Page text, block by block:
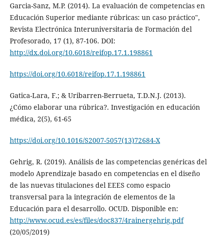
Garcia-Sanz, M.P. (2014). La evaluación de competencias en
Educación Superior mediante rúbricas: un caso práctico",
Revista Electrónica Interuniversitaria de Formación del
Profesorado, 17 (1), 87-106. DOI:
http://dx.doi.org/10.6018/reifop.17.1.198861
https://doi.org/10.6018/reifop.17.1.198861
Gatica-Lara, F.; & Uribarren-Berrueta, T.D.N.J. (2013).
¿Cómo elaborar una rúbrica?. Investigación en educación
médica, 2(5), 61-65
https://doi.org/10.1016/S2007-5057(13)72684-X
Gehrig, R. (2019). Análisis de las competencias genéricas del
modelo Aprendizaje basado en competencias en el diseño
de las nuevas titulaciones del EEES como espacio
transversal para la integración de elementos de la
Educación para el desarrollo. OCUD. Disponible en:
http://www.ocud.es/es/files/doc837/4rainergehrig.pdf
(20/05/2019)